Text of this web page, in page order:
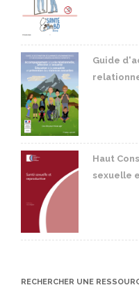
Guide
Haut
sexuelle
RECHERCHER UNE